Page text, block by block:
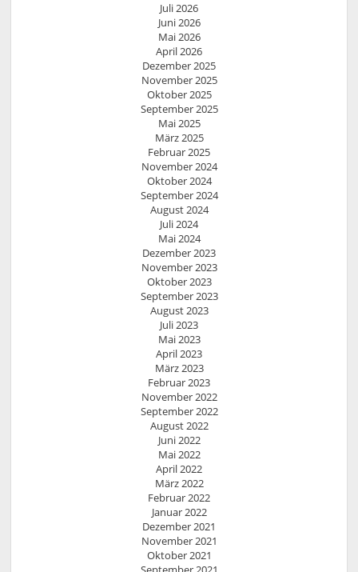
Juli 2026
Juni 2026
Mai 2026
April 2026
Dezember 2025
November 2025
Oktober 2025
September 2025
Mai 2025
März 2025
Februar 2025
November 2024
Oktober 2024
September 2024
August 2024
Juli 2024
Mai 2024
Dezember 2023
November 2023
Oktober 2023
September 2023
August 2023
Juli 2023
Mai 2023
April 2023
März 2023
Februar 2023
November 2022
September 2022
August 2022
Juni 2022
Mai 2022
April 2022
März 2022
Februar 2022
Januar 2022
Dezember 2021
November 2021
Oktober 2021